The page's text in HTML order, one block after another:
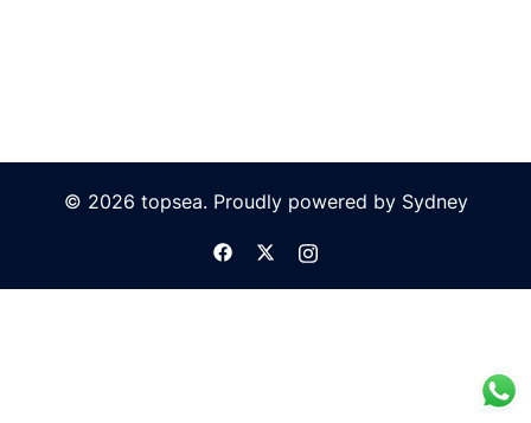
© 2026 topsea. Proudly powered by Sydney